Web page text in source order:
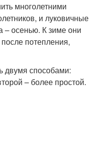
многолетними
и луковичные
– осенью. К зиме они
потепления,
двумя способами:
– более простой.